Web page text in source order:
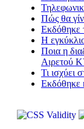
Real FM
Rock FM
Sentra FM
Sfera
Όασις
Βήμα Radio
Δίφωνο
Πώς θα
Εκδόθηκε
Η
Ποια η
Αιρετού
Τι ισχύει
Εκδόθηκε